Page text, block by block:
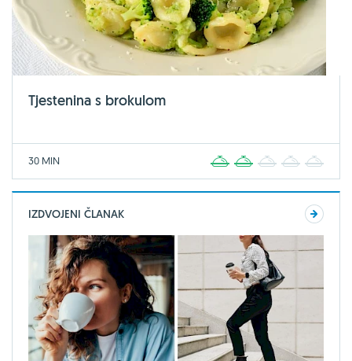
Tjestenina s brokulom
30 MIN 2 3 4
IZDVOJENI ČLANAK